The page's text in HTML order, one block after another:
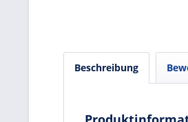
Beschreibung